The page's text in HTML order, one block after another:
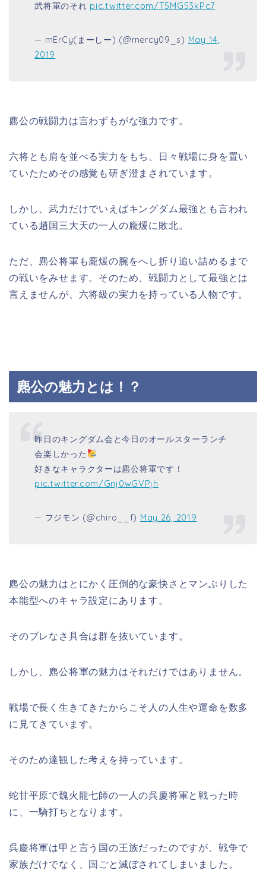
武将軍のそれ pic.twitter.com/T5MG53kPc7
— mErCy(まーしー) (@mercy09_s) May 14,
2019
藨公の戦闘力は言わずもがな強力です。
六将とも肩を並べる実力をもち、日々戦場に身を置い
ていたためその感覚も研ぎ澄まされています。
しかし、武力だけでいえばキングダム最強とも言われ
ている趙国三大天の一人の龐煖に敗北。
ただ、麃公将軍も龐煖の腕をへし折り追い詰めるまで
の戦いをみせます。そのため、戦闘力として最強とは
言えませんが、六将級の実力を持っている人物です。
麃公の魅力とは！？
昨日のキングダム会と今日のオールスターランチ
会楽しかった
好きなキャラクターは麃公将軍です！
pic.twitter.com/Gnj0wGVPjh
— フジモン (@chiro__f) May 26, 2019
麃公の魅力はとにかく圧倒的な豪快さとマンぶりした
本能型へのキャラ設定にあります。
そのブレなさ具合は群を抜いています。
しかし、麃公将軍の魅力はそれだけではありません。
戦場で長く生きてきたからこそ人の人生や運命を数多
に見てきています。
そのため達観した考えを持っています。
蛇甘平原で魏火龍七師の一人の呉慶将軍と戦った時
に、一騎打ちとなります。
呉慶将軍は甲と言う国の王族だったのですが、戦争で
家族だけでなく、国ごと滅ぼされてしまいました。